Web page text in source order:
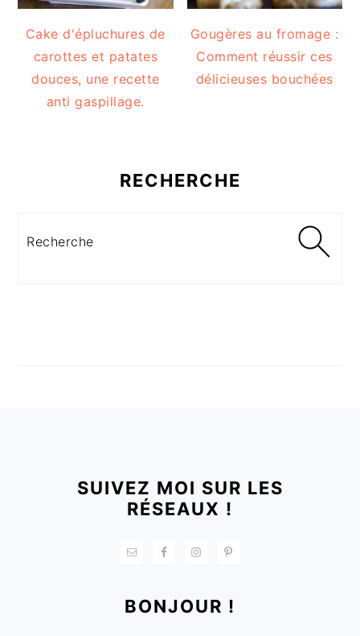
Cake d'épluchures de
carottes et patates
douces, une recette
anti gaspillage.
Gougères au fromage :
Comment réussir ces
délicieuses bouchées
RECHERCHE
SUIVEZ MOI SUR LES
RÉSEAUX !
BONJOUR !